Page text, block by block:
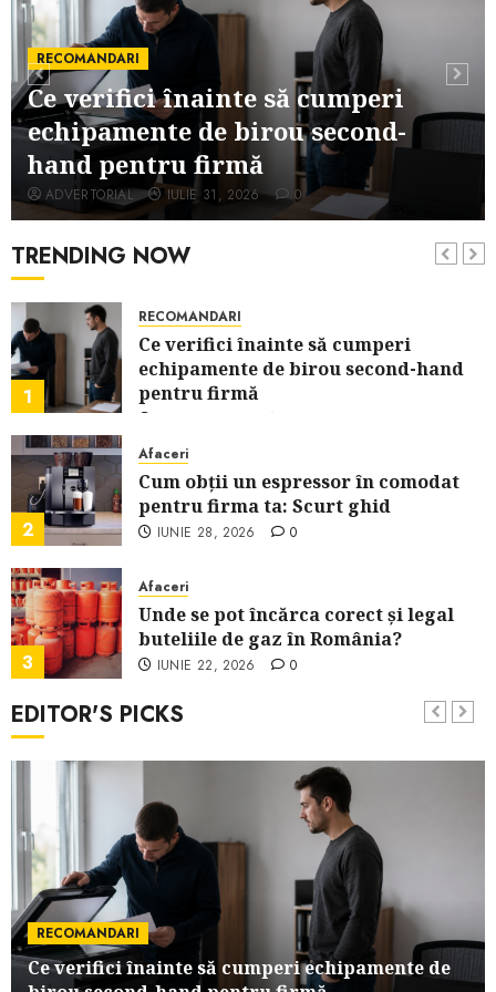
RECOMANDARI
Ce verifici înainte să cumperi
echipamente de birou second-
hand pentru firmă
ADVERTORIAL IULIE 31, 2026 0
TRENDING NOW
6
Analize
Apa de rețea și apa de foraj:
diferențe și când ai nevoie de filtrare
sau tratare
MAI 21, 2026
7
advertorial
Căștile wireless vs. cele cu fir: ce
calitate
1
RECOMANDARI
Ce verifici înainte să cumperi
echipamente de birou second-hand
pentru firmă
2
Afaceri
Cum obții un espressor în comodat
pentru firma ta: Scurt ghid
IUNIE 28, 2026 0
3
Afaceri
Unde se pot încărca corect și legal
buteliile de gaz în România?
IUNIE 22, 2026 0
Afaceri
IUNIE 13, 2026
5
Afaceri
Cum alegi o locuință dacă lucrezi de
MAI 22, 2026
Analize
EDITOR'S PICKS
RECOMANDARI
Ce verifici înainte să cumperi echipamente de